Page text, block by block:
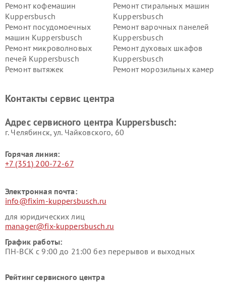
Ремонт кофемашин
Kuppersbusch
Ремонт стиральных машин
Kuppersbusch
Ремонт посудомоечных
машин Kuppersbusch
Ремонт варочных панелей
Kuppersbusch
Ремонт микроволновых
печей Kuppersbusch
Ремонт духовых шкафов
Kuppersbusch
Ремонт вытяжек
Ремонт морозильных камер
Kuppersbusch
вакуумных упаковщиков
Ремонт сушильных машин Kuppersbusch
Контакты сервис центра
Адрес сервисного центра Kuppersbusch:
г. Челябинск, ул. Чайковского, 60
Горячая линия:
+7 (351) 200-72-67
Электронная почта:
info@fixim-kuppersbusch.ru
для юридических лиц
manager@fix-kuppersbusch.ru
График работы:
ПН-ВСК с 9:00 до 21:00 без перерывов и выходных
Рейтинг сервисного центра